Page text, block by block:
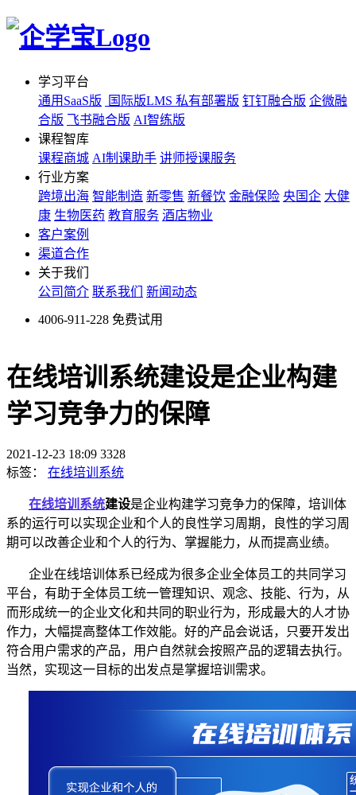
学习平台
通用SaaS版
国际版LMS 私有部署版 钉钉融合版 企微融
合版 飞书融合版 AI智练版
课程智库
课程商城 AI制课助手 讲师授课服务
行业方案
跨境出海 智能制造 新零售 新餐饮 金融保险 央国企 大健
康 生物医药 教育服务 酒店物业
客户案例
渠道合作
关于我们
公司简介 联系我们 新闻动态
4006-911-228 免费试用
在线培训系统建设是企业构建
学习竞争力的保障
2021-12-23 18:09 3328
标签：
在线培训系统
在线培训 系统建设是企业构建学习竞争力的保障，培训体
系的运行可以实现企业和个人的良性学习周期，良性的学习周
期可以改善企业和个人的行为、掌握能力，从而提高业绩。
企业在线培训体系已经成为很多企业全体员工的共同学习
平台，有助于全体员工统一管理知识、观念、技能、行为，从
而形成统一的企业文化和共同的职业行为，形成最大的人才协
作力，大幅提高整体工作效能。好的产品会说话，只要开发出
符合用户需求的产品，用户自然就会按照产品的逻辑去执行。
当然，实现这一目标的出发点是掌握培训需求。